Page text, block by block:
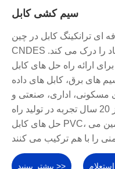
سیم کشی کابل
ای ترانکینگ کابل در چین،
CNDES اهمیت مدیریت کابل قابل اعتماد را درک می کند.
ارائه راه حل های کابل
های برق، کابل های داده
اداری، صنعتی و
تجاری طراحی شده است. با بیش از 20 سال تجربه در تولید راه
حل های کابل PVC، ما محصولات با کیفیت بالا را تضمین می
بیشتر ببینید >>